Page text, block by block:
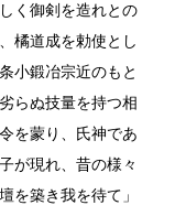
く御剣を造れとの
橘道成を勅使とし
小鍛冶宗近のもと
らぬ技量を持つ相
を蒙り、氏神であ
が現れ、昔の様々
を築き我を待て」